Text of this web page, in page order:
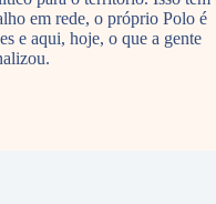
em rede, o próprio Polo é
e aqui, hoje, o que a gente